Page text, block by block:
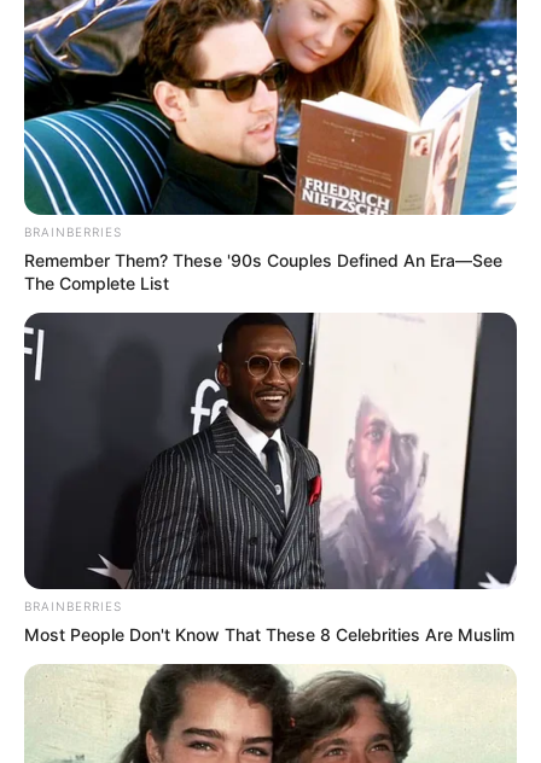
BRAINBERRIES
Remember Them? These '90s Couples Defined An Era—See
The Complete List
BRAINBERRIES
Most People Don't Know That These 8 Celebrities Are Muslim